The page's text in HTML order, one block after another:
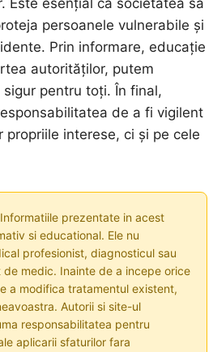
Este esențial ca societatea să
persoanele vulnerabile și
Prin informare, educație
autorităților, putem
pentru toți. În final,
de a fi vigilent
propriile interese, ci și pe cele
prezentate in acest
si educational. Ele nu
profesionist, diagnosticul sau
medic. Inainte de a incepe orice
a modifica tratamentul existent,
Autorii si site-ul
responsabilitatea pentru
aplicarii sfaturilor fara